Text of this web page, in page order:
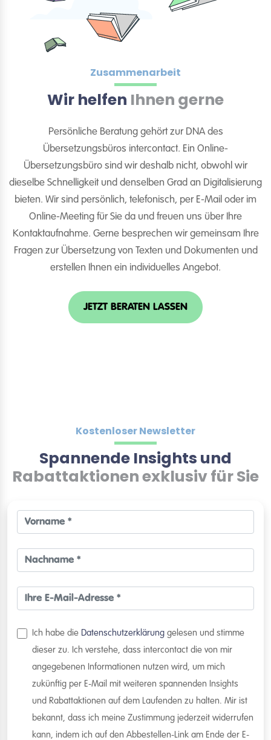
Zusammenarbeit
Wir helfen Ihnen gerne
Persönliche Beratung gehört zur DNA des
Übersetzungsbüros intercontact. Ein Online-
Übersetzungsbüro sind wir deshalb nicht, obwohl wir
dieselbe Schnelligkeit und denselben Grad an Digitalisierung
bieten. Wir sind persönlich, telefonisch, per E-Mail oder im
Online-Meeting für Sie da und freuen uns über Ihre
Kontaktaufnahme. Gerne besprechen wir gemeinsam Ihre
Fragen zur Übersetzung von Texten und Dokumenten und
erstellen Ihnen ein individuelles Angebot.
JETZT BERATEN LASSEN
Kostenloser Newsletter
Spannende Insights und
Rabattaktionen exklusiv für Sie
Ich habe die Datenschutzerklärung gelesen und stimme
dieser zu. Ich verstehe, dass intercontact die von mir
angegebenen Informationen nutzen wird, um mich
zukünftig per E-Mail mit weiteren spannenden Insights
und Rabattaktionen auf dem Laufenden zu halten. Mir ist
bekannt, dass ich meine Zustimmung jederzeit widerrufen
kann, indem ich auf den Abbestellen-Link am Ende der E-